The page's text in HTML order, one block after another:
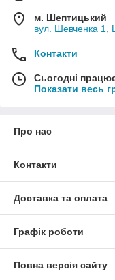
м. Шептицький
вул. Шевченка 1,
Контакти
Сьогодні
Показати весь
Про нас
Контакти
Доставка та оплата
Графік роботи
Повна версія сайту